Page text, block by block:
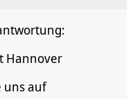
Hannover
uns auf